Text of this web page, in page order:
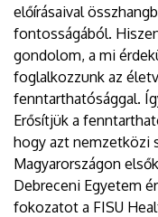
előírásaival
fontosságából.
gondolom, a mi
foglalkozzunk az
fenntarthatósággal.
Erősítjük a
hogy azt nemzetközi
Magyarországon
Debreceni Egyetem
fokozatot a FISU